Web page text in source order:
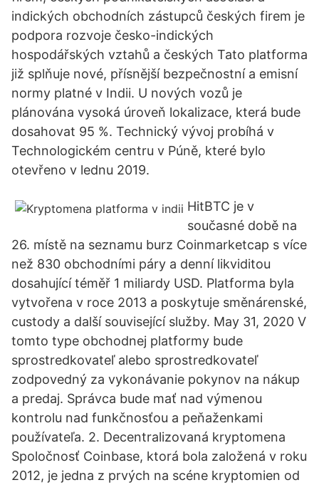
indických obchodních zástupců českých firem je
podpora rozvoje česko-indických
hospodářských vztahů a českých Tato platforma
již splňuje nové, přísnější bezpečnostní a emisní
normy platné v Indii. U nových vozů je
plánována vysoká úroveň lokalizace, která bude
dosahovat 95 %. Technický vývoj probíhá v
Technologickém centru v Púně, které bylo
otevřeno v lednu 2019.
HitBTC je v
současné době na
26. místě na seznamu burz Coinmarketcap s více
než 830 obchodními páry a denní likviditou
dosahující téměř 1 miliardy USD. Platforma byla
vytvořena v roce 2013 a poskytuje směnárenské,
custody a další související služby. May 31, 2020 V
tomto type obchodnej platformy bude
sprostredkovateľ alebo sprostredkovateľ
zodpovedný za vykonávanie pokynov na nákup
a predaj. Správca bude mať nad výmenou
kontrolu nad funkčnosťou a peňaženkami
používateľa. 2. Decentralizovaná kryptomena
Spoločnosť Coinbase, ktorá bola založená v roku
2012, je jedna z prvých na scéne kryptomien od